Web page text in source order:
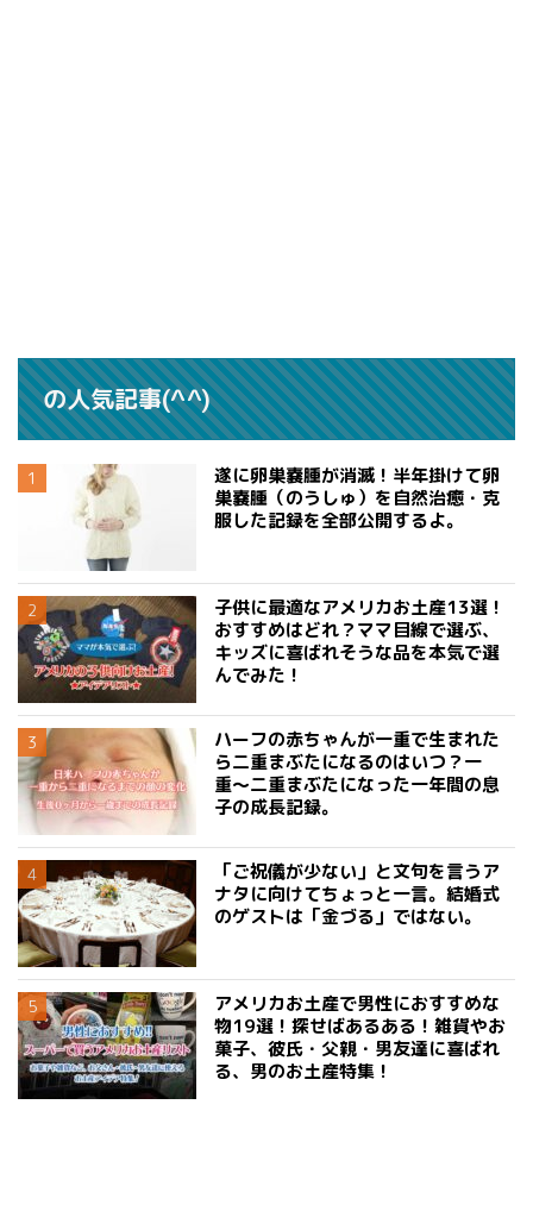
の人気記事(^^)
遂に卵巣嚢腫が消滅！半年掛けて卵
巣嚢腫（のうしゅ）を自然治癒・克
服した記録を全部公開するよ。
子供に最適なアメリカお土産13選！
おすすめはどれ？ママ目線で選ぶ、
キッズに喜ばれそうな品を本気で選
んでみた！
ハーフの赤ちゃんが一重で生まれた
ら二重まぶたになるのはいつ？一
重〜二重まぶたになった一年間の息
子の成長記録。
「ご祝儀が少ない」と文句を言うア
ナタに向けてちょっと一言。結婚式
のゲストは「金づる」ではない。
アメリカお土産で男性におすすめな
物19選！探せばあるある！雑貨やお
菓子、彼氏・父親・男友達に喜ばれ
る、男のお土産特集！